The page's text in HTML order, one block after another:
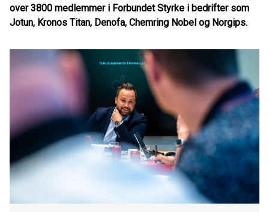
over 3800 medlemmer i Forbundet Styrke i bedrifter som
Jotun, Kronos Titan, Denofa, Chemring Nobel og Norgips.